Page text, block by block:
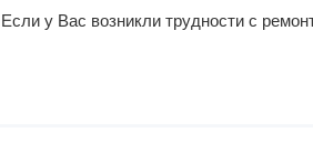
Если у Вас возникли трудности с